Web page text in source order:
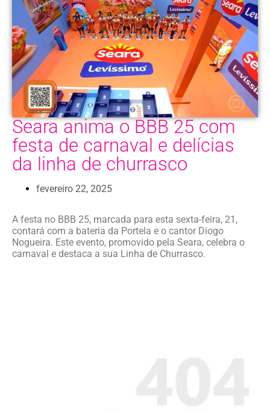
Seara anima o BBB 25 com
festa de carnaval e delícias
da linha de churrasco
fevereiro 22, 2025
A festa no BBB 25, marcada para esta sexta-feira, 21,
contará com a bateria da Portela e o cantor Diogo
Nogueira. Este evento, promovido pela Seara, celebra o
carnaval e destaca a sua Linha de Churrasco.